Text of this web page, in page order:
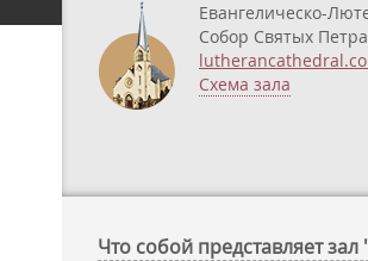
Евангелическо-
Собор Святых
Схема зала
Что собой представляет